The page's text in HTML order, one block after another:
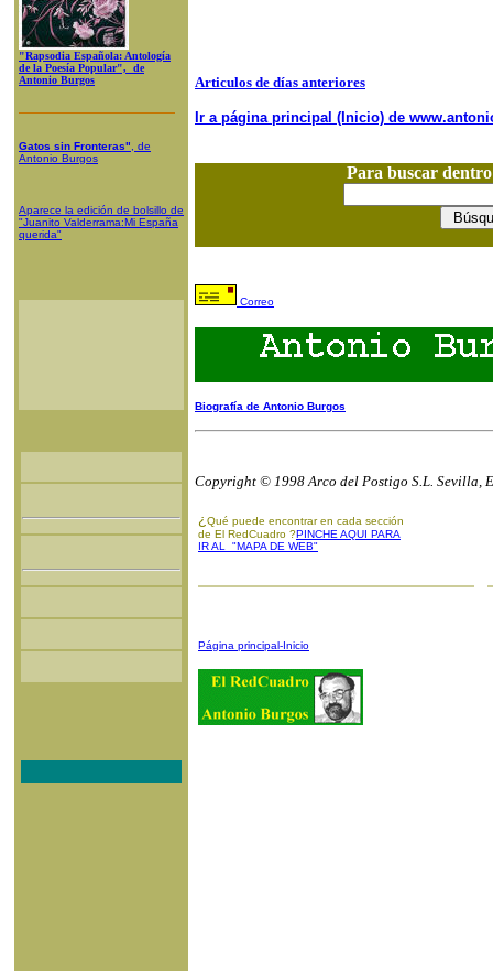
"Rapsodia Española: Antología
de la Poesía Popular", de
Antonio Burgos
Gatos sin Fronteras" , de
Antonio Burgos
Aparece la edición de bolsillo de
"Juanito Valderrama:Mi España
querida"
Articulos de días anteriores
Ir a página principal (Inicio) de
Para buscar
Correo
Biografía de Antonio Burgos
Copyright © 1998 Arco del Postigo S.L. Sevilla,
¿ Qué puede encontrar en cada sección
de El RedCuadro ?PINCHE AQUI PARA
IR AL "MAPA DE WEB"
Página principal-Inicio